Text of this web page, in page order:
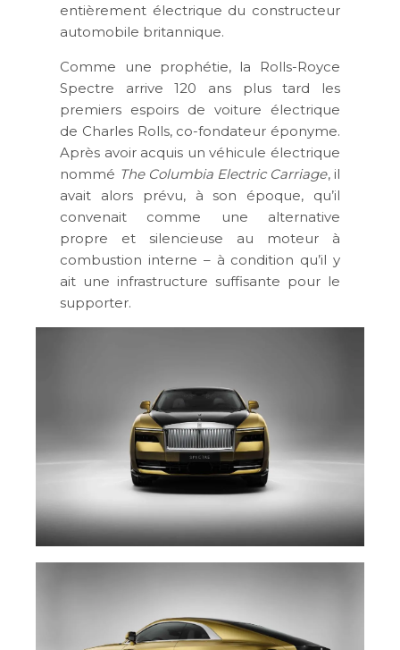
entièrement électrique du constructeur
automobile britannique.
Comme une prophétie, la Rolls-Royce
Spectre arrive 120 ans plus tard les
premiers espoirs de voiture électrique
de Charles Rolls, co-fondateur éponyme.
Après avoir acquis un véhicule électrique
nommé The Columbia Electric Carriage, il
avait alors prévu, à son époque, qu’il
convenait comme une alternative
propre et silencieuse au moteur à
combustion interne – à condition qu’il y
ait une infrastructure suffisante pour le
supporter.